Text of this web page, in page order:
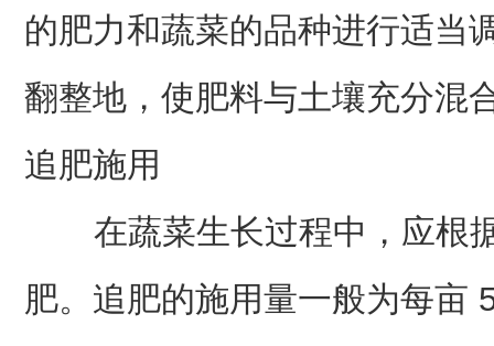
的肥力和蔬菜的品种进行适当
翻整地，使肥料与土壤充分混
追肥施用
在蔬菜生长过程中，应根
肥。追肥的施用量一般为每亩